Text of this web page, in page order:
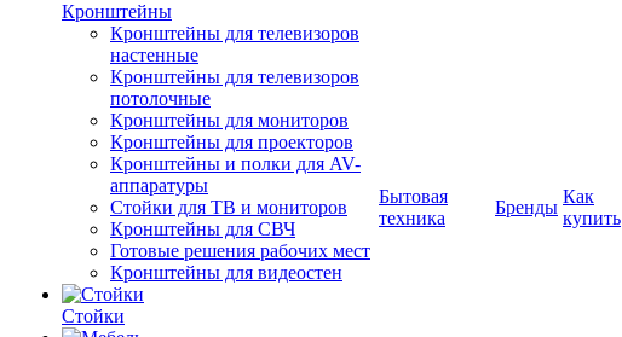
Кронштейны
Кронштейны для телевизоров
настенные
Кронштейны для телевизоров
потолочные
Кронштейны для мониторов
Кронштейны для проекторов
Кронштейны и полки для AV-
аппаратуры
Стойки для ТВ и мониторов
Кронштейны для СВЧ
Готовые решения рабочих мест
Кронштейны для видеостен
Стойки
Бытовая
техника
Бренды
Как
купить